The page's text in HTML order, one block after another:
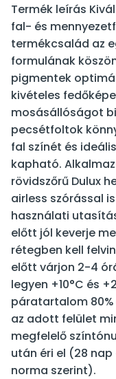
Termék leírás
fal- és
termékcsalád az
formulának
pigmentek
kivételes
mosásállóságot
pecsétfoltok
fal színét és
kapható.
rövidszőrű Dulux
airless szórással
használati
előtt jól keverje
rétegben kell
előtt várjon 2-4
legyen +10°C és
páratartalom
az adott felület
megfelelő
után éri el (28 nap
norma szerint).